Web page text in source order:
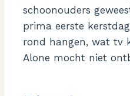
schoonouders
prima eerste
rond hangen, wat tv
Alone mocht niet